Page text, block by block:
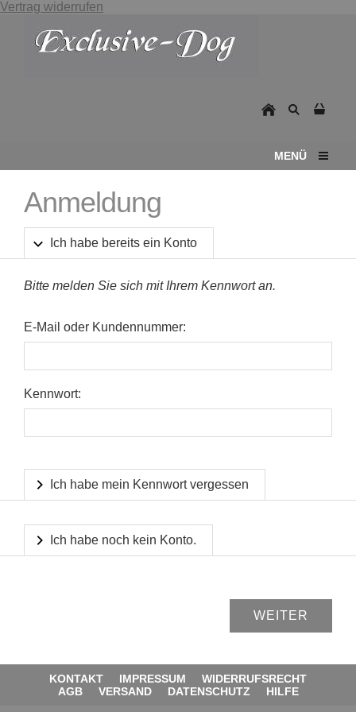
Vertrag widerrufen
MENÜ
Anmeldung
Ich habe bereits ein Konto
Bitte melden Sie sich mit Ihrem Kennwort an.
E-Mail oder Kundennummer:
Kennwort:
Ich habe mein Kennwort vergessen
Ich habe noch kein Konto.
KONTAKT IMPRESSUM
WIDERRUFSRECHT
AGB
VERSAND DATENSCHUTZ HILFE